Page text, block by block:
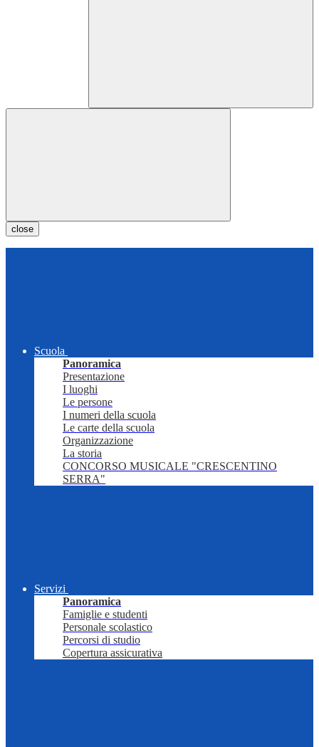
close
Scuola
Panoramica
Presentazione
I luoghi
Le persone
I numeri della scuola
Le carte della scuola
Organizzazione
La storia
CONCORSO MUSICALE "CRESCENTINO
SERRA"
Servizi
Panoramica
Famiglie e studenti
Personale scolastico
Percorsi di studio
Copertura assicurativa